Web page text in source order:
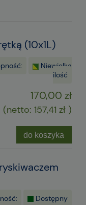
(10x1L)
Niewielka
ilość
170,00 zł
(netto: 157,41 zł )
do koszyka
Dostępny